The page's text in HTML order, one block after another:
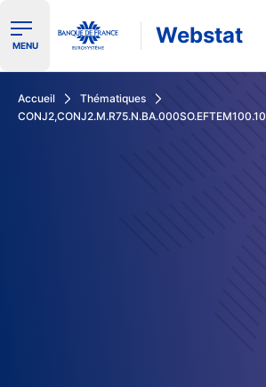
Ouvrir le menu de navigation
MENU Webstat
Accueil
Thématiques
CONJ2,CONJ2.M.R75.N.BA.000SO.EFTEM100.10